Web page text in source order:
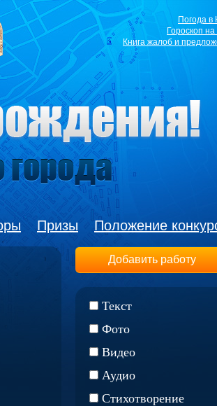
Погода в
Гороскоп
Книга жалоб и
Призы Положение
Добавить работу
Текст
Фото
Видео
Аудио
Стихотворение